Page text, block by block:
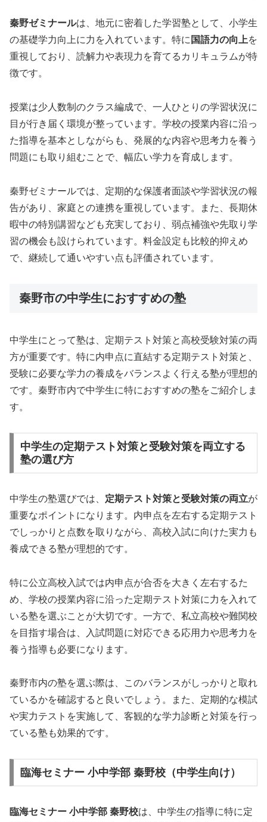
秦野ゼミナールは、地元に密着した学習塾として、小学生
の基礎学力向上に力を入れています。特に 国語力の向上を
重視しており、読解力や表現力を育てるカリキュラムが特
徴です。
授業は少人数制のクラス編成で、一人ひとりの学習状況に
目が行き届く環境が整っています。学校の授業内容に沿っ
た指導を基本としながらも、発展的な内容や思考力を養う
問題にも取り組むことで、幅広い学力を育成します。
秦野ゼミナールでは、定期的な保護者面談や学習状況の報
告があり、家庭との連携を重視しています。また、長期休
暇中の特別講習なども充実しており、弱点補強や先取り学
習の機会も設けられています。料金設定も比較的抑えめ
で、継続して通いやすい点も評価されています。
秦野市の中学生におすすめの塾
中学生にとって塾は、定期テスト対策と高校受験対策の両
方が重要です。特に内申点に直結する定期テスト対策と、
受験に必要な学力の養成をバランスよく行える塾が理想的
です。秦野市内で中学生に特におすすめの塾をご紹介しま
す。
中学生の定期テスト対策と受験対策を両立する
塾の選び方
中学生の塾選びでは、 定期テスト対策と受験対策の両立が
重要なポイントになります。内申点を左右する定期テスト
でしっかりと点数を取りながら、高校入試に向けた実力も
養成できる塾が理想的です。
特に公立高校入試では内申点が合否を大きく左右するた
め、学校の授業内容に沿った定期テスト対策に力を入れて
いる塾を選ぶことが大切です。一方で、私立高校や難関校
を目指す場合は、入試問題に対応できる応用力や思考力を
養う指導も必要になります。
秦野市内の塾を選ぶ際は、このバランスがしっかりと取れ
ているかを確認すると良いでしょう。また、定期的な模試
や実力テストを実施して、客観的な学力診断と対策を行っ
ている塾も効果的です。
臨海セミナー 小中学部 秦野校（中学生向け）
臨海セミナー 小中学部 秦野校は、中学生の指導に特に定